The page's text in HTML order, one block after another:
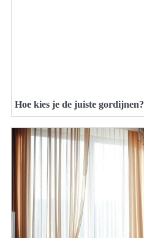
Hoe kies je de juiste gordijnen?